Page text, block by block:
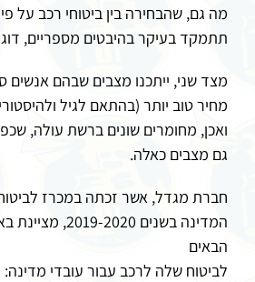
מה גם, שהבחירה בין ביטוחי רכב על
תתמקד בעיקר בהיבטים מספריים,
מצד שני, ייתכנו מצבים שבהם אנשים
מחיר טוב יותר (בהתאם לגיל
ואכן, מחומרים שונים ברשת עולה,
גם מצבים כאלה.
חברת מגדל, אשר זכתה במכרז
המדינה בשנים
הבאים
לביטוח שלה לרכב עבור עובדי